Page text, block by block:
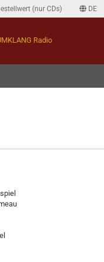
(nur CDs) DE
Radio